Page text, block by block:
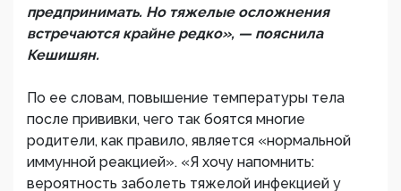
предпринимать. Но тяжелые осложнения
встречаются крайне редко», — пояснила
Кешишян.
По ее словам, повышение температуры тела
после прививки, чего так боятся многие
родители, как правило, является «нормальной
иммунной реакцией». «Я хочу напомнить:
вероятность заболеть тяжелой инфекцией у